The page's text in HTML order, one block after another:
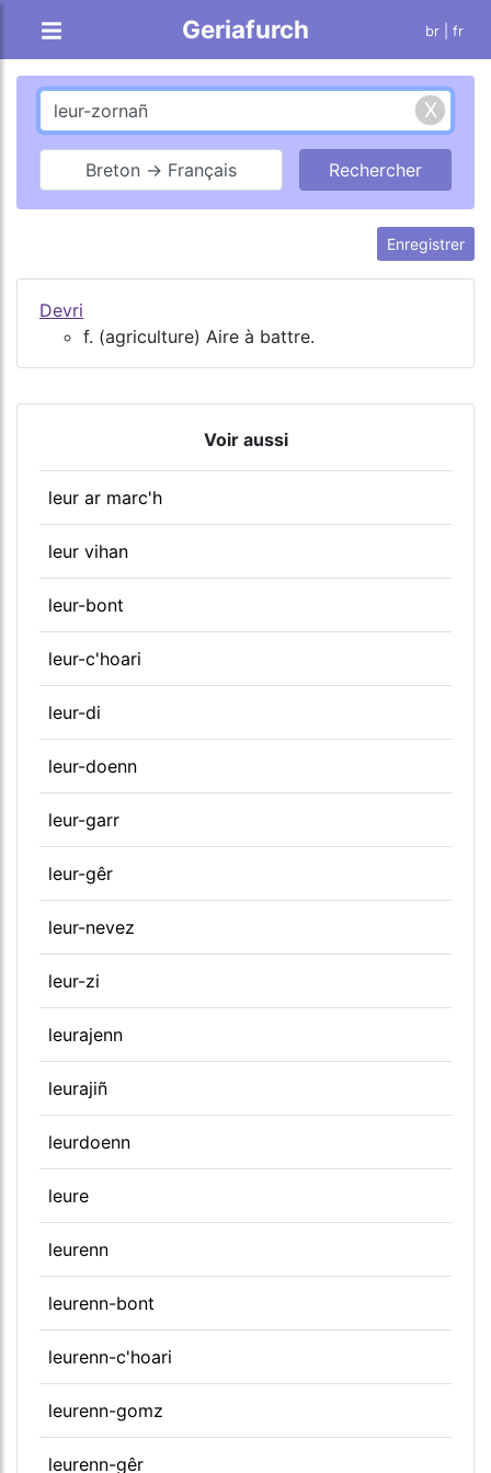
Geriafurch br | fr
Breton → Français
Enregistrer
Devri
f. (agriculture) Aire à battre.
Voir aussi
leur ar marc'h
leur vihan
leur-bont
leur-c'hoari
leur-di
leur-doenn
leur-garr
leur-gêr
leur-nevez
leur-zi
leurajenn
leurajiñ
leurdoenn
leure
leurenn
leurenn-bont
leurenn-c'hoari
leurenn-gomz
leurenn-gêr